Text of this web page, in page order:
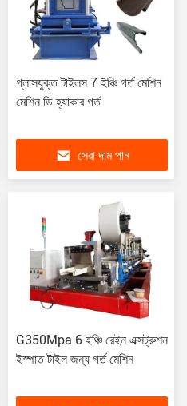
গ্লাসযুক্ত টাইলস 7 ইঞ্চি গর্ত মেশিন
মেশিন ডি হ্যাকার গর্ত
সেরা দাম পান
G350Mpa 6 ইঞ্চি রেইন এক্সট্রুশন
ইস্পাত টাইল জন্য গর্ত মেশিন